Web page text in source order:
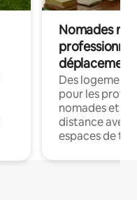
Nomades
déplacement
Des
pour les
nomades et
distance avec
espaces de